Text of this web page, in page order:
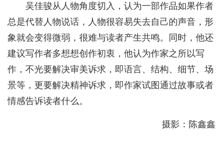
吴佳骏从人物角度切入，认为一部作品如果作者
总是代替人物说话，人物很容易失去自己的声音，形
象就会变得微弱，很难与读者产生共鸣。同时，他还
建议写作者多想想创作初衷，他认为作家之所以写
作，不光要解决审美诉求，即语言、结构、细节、场
景等，更要解决精神诉求，即作家试图通过故事或者
情感告诉读者什么。
摄影：陈鑫鑫